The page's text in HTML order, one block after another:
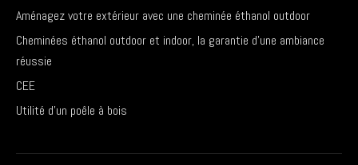
Aménagez votre extérieur avec une cheminée éthanol outdoor
Cheminées éthanol outdoor et indoor, la garantie d’une ambiance
réussie
CEE
Utilité d’un poêle à bois